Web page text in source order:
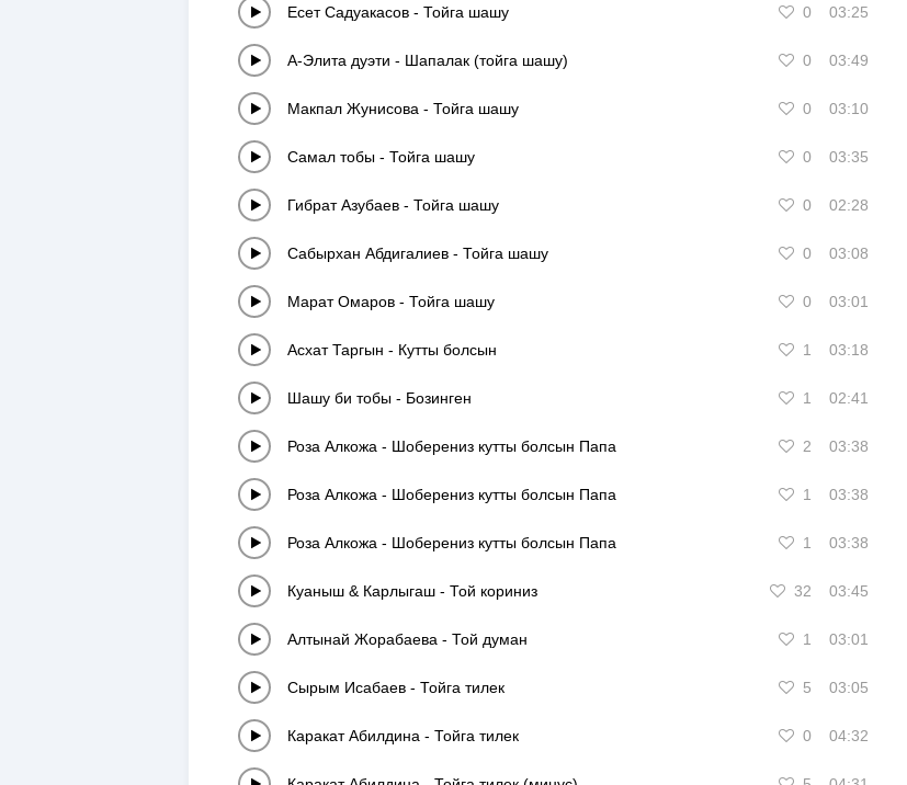
Есет Садуакасов - Тойга шашу 0 03:25
А-Элита дуэти - Шапалак (тойга шашу) 0 03:49
Макпал Жунисова - Тойга шашу 0 03:10
Самал тобы - Тойга шашу 0 03:35
Гибрат Азубаев - Тойга шашу 0 02:28
Сабырхан Абдигалиев - Тойга шашу 0 03:08
Марат Омаров - Тойга шашу 0 03:01
Асхат Таргын - Кутты болсын 1 03:18
Шашу би тобы - Бозинген 1 02:41
Роза Алкожа - Шоберениз кутты болсын Папа 2 03:38
Роза Алкожа - Шоберениз кутты болсын Папа 1 03:38
Роза Алкожа - Шоберениз кутты болсын Папа 1 03:38
Куаныш & Карлыгаш - Той кориниз 32 03:45
Алтынай Жорабаева - Той думан 1 03:01
Сырым Исабаев - Тойга тилек 5 03:05
Каракат Абилдина - Тойга тилек 0 04:32